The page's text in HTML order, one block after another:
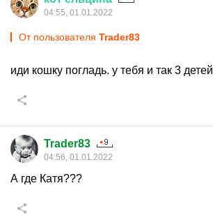
04:55, 01.01.2022
От пользователя Trader83
иди кошку погладь. у тебя и так 3 детей
Trader83
04:56, 01.01.2022
А где Катя???